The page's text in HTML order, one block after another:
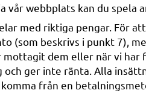
vår webbplats kan du
med riktiga pengar. För
beskrivs i punkt 7),
dem eller när vi har
ger inte ränta. Alla
från en